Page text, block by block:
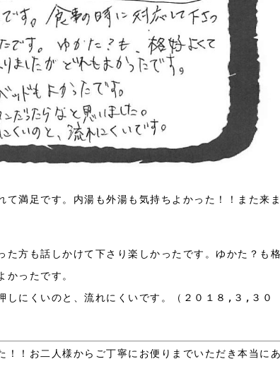
満足です。内湯も外湯も気持ちよかった！！また来ま
方も話しかけて下さり楽しかったです。ゆかた？も格
ったです。
しにくいのと、流れにくいです。（２０１８,３,３０
！お二人様からご丁寧にお便りまでいただき本当にあ